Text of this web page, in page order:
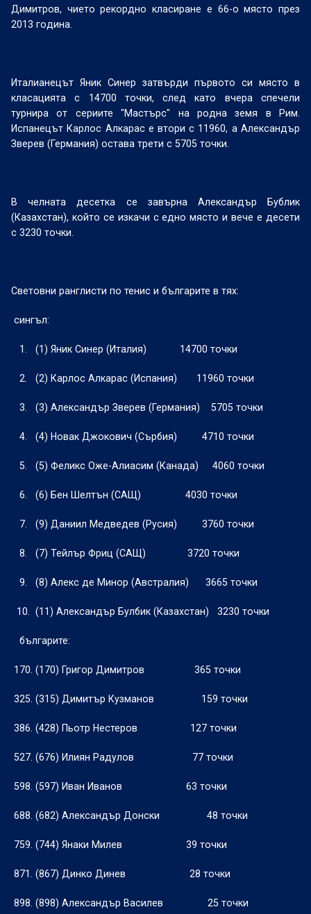
Димитров, чието рекордно класиране е 66-о място през
2013 година.
Италианецът Яник Синер затвърди първото си място в
класацията с 14700 точки, след като вчера спечели
турнира от сериите "Мастърс" на родна земя в Рим.
Испанецът Карлос Алкарас е втори с 11960, а Александър
Зверев (Германия) остава трети с 5705 точки.
В челната десетка се завърна Александър Бублик
(Казахстан), който се изкачи с едно място и вече е десети
с 3230 точки.
Световни ранглисти по тенис и българите в тях:
сингъл:
1. (1) Яник Синер (Италия) 14700 точки
2. (2) Карлос Алкарас (Испания) 11960 точки
3. (3) Александър Зверев (Германия) 5705 точки
4. (4) Новак Джокович (Сърбия) 4710 точки
5. (5) Феликс Оже-Алиасим (Канада) 4060 точки
6. (6) Бен Шелтън (САЩ) 4030 точки
7. (9) Даниил Медведев (Русия) 3760 точки
8. (7) Тейлър Фриц (САЩ) 3720 точки
9. (8) Алекс де Минор (Австралия) 3665 точки
10. (11) Александър Булбик (Казахстан) 3230 точки
българите:
170. (170) Григор Димитров 365 точки
325. (315) Димитър Кузманов 159 точки
386. (428) Пьотр Нестеров 127 точки
527. (676) Илиян Радулов 77 точки
598. (597) Иван Иванов 63 точки
688. (682) Александър Донски 48 точки
759. (744) Янаки Милев 39 точки
871. (867) Динко Динев 28 точки
898. (898) Александър Василев 25 точки